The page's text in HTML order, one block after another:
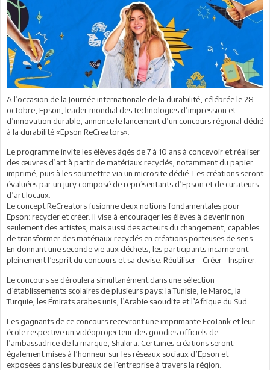
A l’occasion de la Journée internationale de la durabilité, célébrée le 28
octobre, Epson, leader mondial des technologies d’impression et
d’innovation durable, annonce le lancement d’un concours régional dédié
à la durabilité «Epson ReCreators».
Le programme invite les élèves âgés de 7 à 10 ans à concevoir et réaliser
des œuvres d’art à partir de matériaux recyclés, notamment du papier
imprimé, puis à les soumettre via un microsite dédié. Les créations seront
évaluées par un jury composé de représentants d’Epson et de curateurs
d’art locaux.
Le concept ReCreators fusionne deux notions fondamentales pour
Epson: recycler et créer. Il vise à encourager les élèves à devenir non
seulement des artistes, mais aussi des acteurs du changement, capables
de transformer des matériaux recyclés en créations porteuses de sens.
En donnant une seconde vie aux déchets, les participants incarneront
pleinement l’esprit du concours et sa devise: Réutiliser - Créer - Inspirer.
Le concours se déroulera simultanément dans une sélection
d’établissements scolaires de plusieurs pays: la Tunisie, le Maroc, la
Turquie, les Émirats arabes unis, l’Arabie saoudite et l’Afrique du Sud.
Les gagnants de ce concours recevront une imprimante EcoTank et leur
école respective un vidéoprojecteur des goodies officiels de
l’ambassadrice de la marque, Shakira. Certaines créations seront
également mises à l’honneur sur les réseaux sociaux d’Epson et
exposées dans les bureaux de l’entreprise à travers la région.